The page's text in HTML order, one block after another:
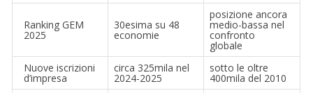
Ranking GEM
2025
30esima su 48
economie
posizione ancora
medio-bassa nel
confronto
globale
Nuove iscrizioni
d’impresa
circa 325mila nel
2024-2025
sotto le oltre
400mila del 2010